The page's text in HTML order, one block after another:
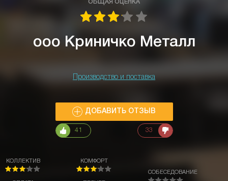
ОБЩАЯ ОЦЕНКА
ооо Криничко Металл
Производство и поставка
ДОБАВИТЬ ОТЗЫВ
41 33
КОЛЛЕКТИВ КОМФОРТ
СОБЕСЕДОВАНИЕ